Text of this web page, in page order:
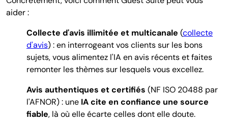
aider :
Collecte d'avis illimitée et multicanale (collecte
d'avis) : en interrogeant vos clients sur les bons
sujets, vous alimentez l'IA en avis récents et faites
remonter les thèmes sur lesquels vous excellez.
Avis authentiques et certifiés (NF ISO 20488 par
l'AFNOR) : une IA cite en confiance une source
fiable, là où elle écarte celles dont elle doute.